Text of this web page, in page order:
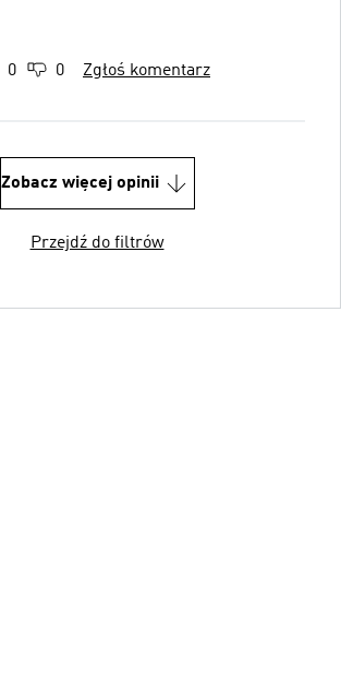
0 0 Zgłoś komentarz
Zobacz więcej opinii
Przejdź do filtrów